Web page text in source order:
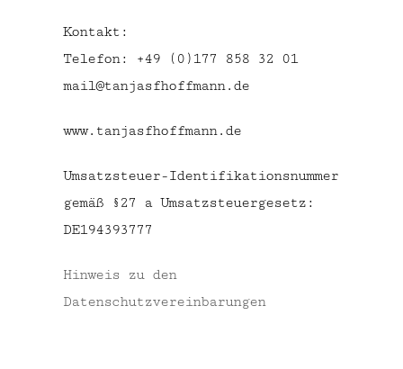
Kontakt:
Telefon: +49 (0)177 858 32 01
mail@tanjasfhoffmann.de
www.tanjasfhoffmann.de
Umsatzsteuer-Identifikationsnummer
gemäß §27 a Umsatzsteuergesetz:
DE194393777
Hinweis zu den
Datenschutzvereinbarungen